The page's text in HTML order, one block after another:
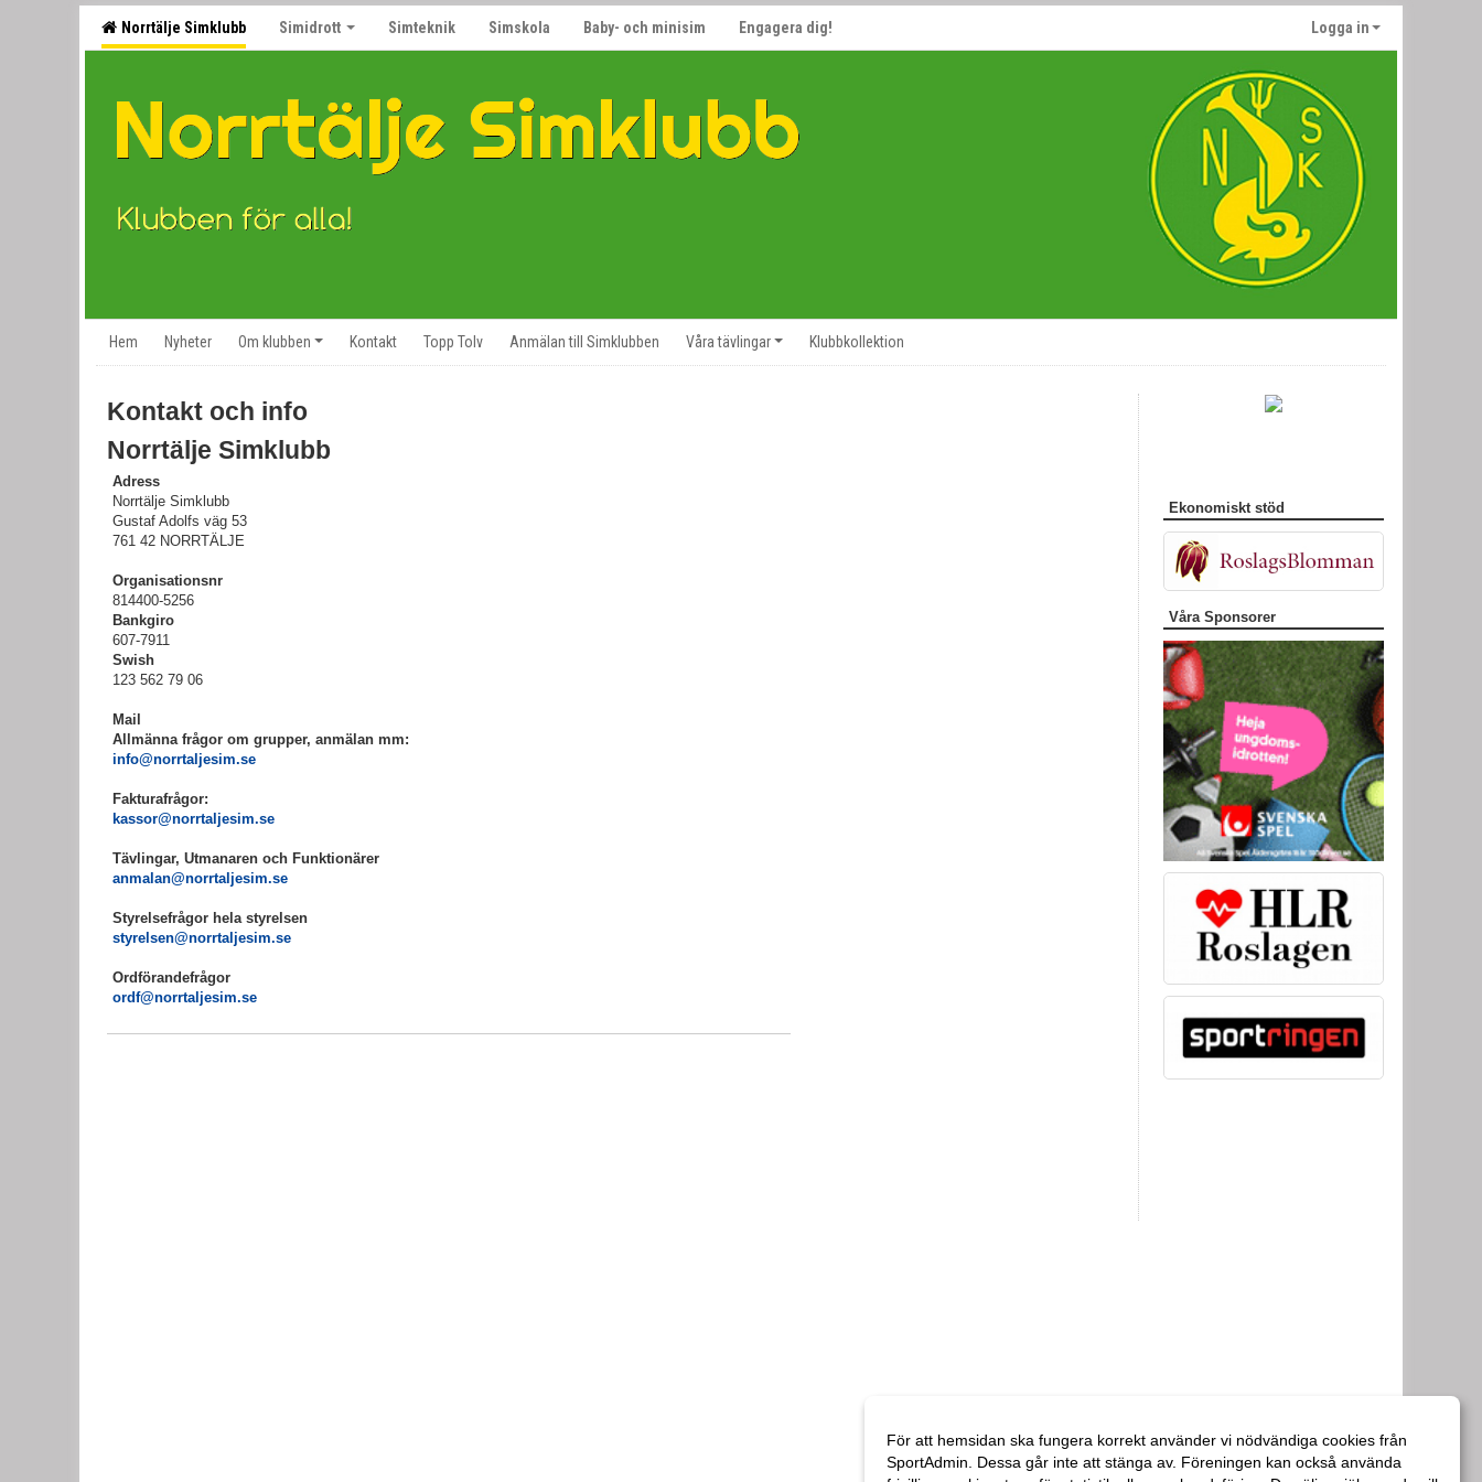
Norrtälje Simklubb Simidrott Simteknik Simskola Baby- och minisim Engagera dig! Logga in
Hem Nyheter Om klubben Kontakt Topp Tolv Anmälan till Simklubben Våra tävlingar Klubbkollektion
Kontakt och info
Norrtälje Simklubb
Adress
Norrtälje Simklubb
Gustaf Adolfs väg 53
761 42 NORRTÄLJE
Organisationsnr
814400-5256
Bankgiro
607-7911
Swish
123 562 79 06
Mail
Allmänna frågor om grupper, anmälan mm:
info@norrtaljesim.se
Fakturafrågor:
kassor@norrtaljesim.se
Tävlingar, Utmanaren och Funktionärer
anmalan@norrtaljesim.se
Styrelsefrågor hela styrelsen
styrelsen@norrtaljesim.se
Ordförandefrågor
ordf@norrtaljesim.se
Ekonomiskt stöd
Våra Sponsorer
För att hemsidan ska fungera korrekt använder vi nödvändiga cookies från
SportAdmin. Dessa går inte att stänga av. Föreningen kan också använda